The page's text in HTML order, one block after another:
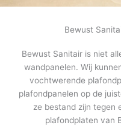
Bewust
Bewust Sanitair is niet
wandpanelen. Wij
vochtwerende
plafondpanelen op de
ze bestand zijn tegen
plafondplaten van